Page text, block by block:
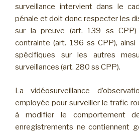
surveillance intervient dans le
pénale et doit donc respecter les
sur la preuve (art. 139 ss
contrainte (art. 196 ss CPP),
spécifiques sur les autres
surveillances (art. 280 ss CPP).
La vidéosurveillance
employée pour surveiller le trafic
à modifier le comportement
enregistrements ne contiennent